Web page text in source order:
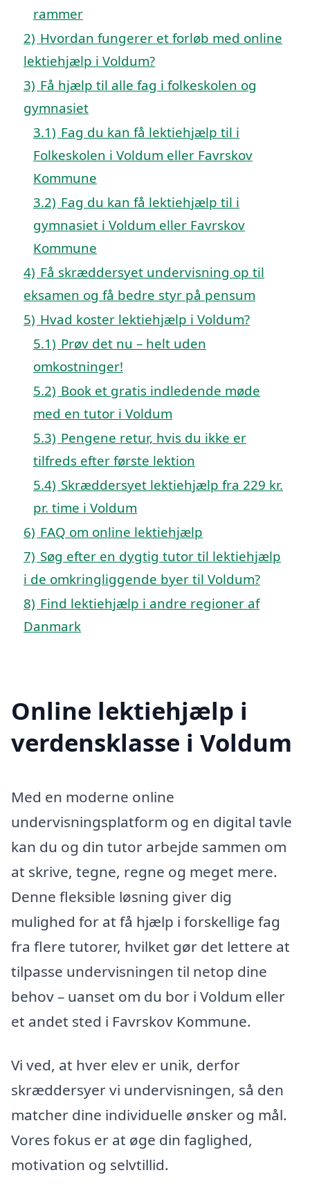
rammer
2) Hvordan fungerer et forløb med online
lektiehjælp i Voldum?
3) Få hjælp til alle fag i folkeskolen og
gymnasiet
3.1) Fag du kan få lektiehjælp til i
Folkeskolen i Voldum eller Favrskov
Kommune
3.2) Fag du kan få lektiehjælp til i
gymnasiet i Voldum eller Favrskov
Kommune
4) Få skræddersyet undervisning op til
eksamen og få bedre styr på pensum
5) Hvad koster lektiehjælp i Voldum?
5.1) Prøv det nu – helt uden
omkostninger!
5.2) Book et gratis indledende møde
med en tutor i Voldum
5.3) Pengene retur, hvis du ikke er
tilfreds efter første lektion
5.4) Skræddersyet lektiehjælp fra 229 kr.
pr. time i Voldum
6) FAQ om online lektiehjælp
7) Søg efter en dygtig tutor til lektiehjælp
i de omkringliggende byer til Voldum?
8) Find lektiehjælp i andre regioner af
Danmark
Online lektiehjælp i
verdensklasse i Voldum
Med en moderne online
undervisningsplatform og en digital tavle
kan du og din tutor arbejde sammen om
at skrive, tegne, regne og meget mere.
Denne fleksible løsning giver dig
mulighed for at få hjælp i forskellige fag
fra flere tutorer, hvilket gør det lettere at
tilpasse undervisningen til netop dine
behov – uanset om du bor i Voldum eller
et andet sted i Favrskov Kommune.
Vi ved, at hver elev er unik, derfor
skræddersyer vi undervisningen, så den
matcher dine individuelle ønsker og mål.
Vores fokus er at øge din faglighed,
motivation og selvtillid.